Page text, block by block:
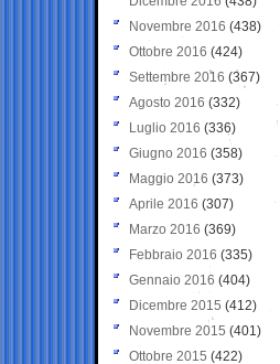
Novembre 2016 (438)
Ottobre 2016 (424)
Settembre 2016 (367)
Agosto 2016 (332)
Luglio 2016 (336)
Giugno 2016 (358)
Maggio 2016 (373)
Aprile 2016 (307)
Marzo 2016 (369)
Febbraio 2016 (335)
Gennaio 2016 (404)
Dicembre 2015 (412)
Novembre 2015 (401)
Ottobre 2015 (422)